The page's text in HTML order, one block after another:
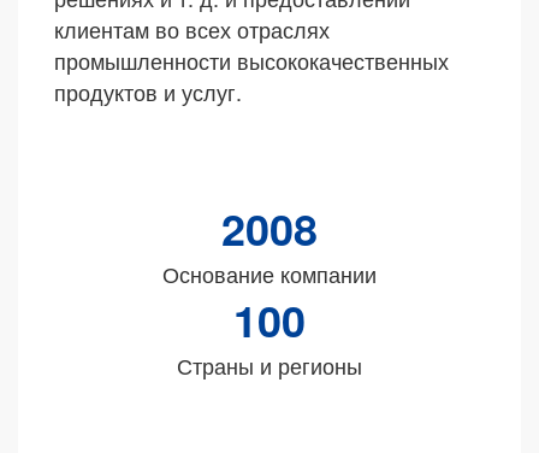
клиентам во всех отраслях
промышленности высококачественных
продуктов и услуг.
2008
Основание компании
100
Страны и регионы